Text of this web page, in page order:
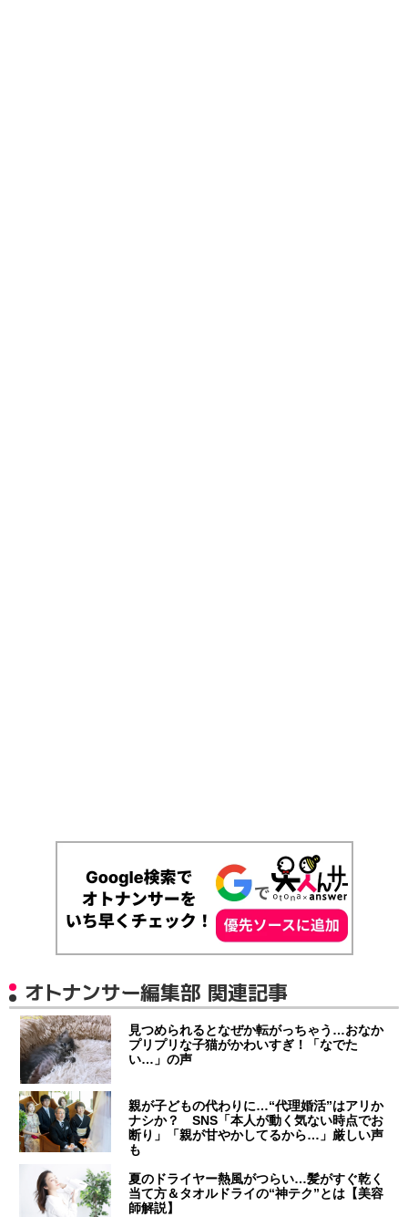
オトナンサー編集部 関連記事
見つめられるとなぜか転がっちゃう…おなか
プリプリな子猫がかわいすぎ！「なでた
い…」の声
親が子どもの代わりに…“代理婚活”はアリか
ナシか？ SNS「本人が動く気ない時点でお
断り」「親が甘やかしてるから…」厳しい声
も
夏のドライヤー熱風がつらい…髪がすぐ乾く
当て方＆タオルドライの“神テク”とは【美容
師解説】